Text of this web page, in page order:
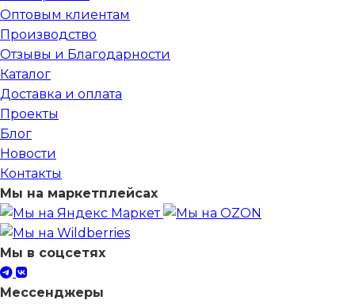
Оптовым клиентам
Производство
Отзывы и Благодарности
Каталог
Доставка и оплата
Проекты
Блог
Новости
Контакты
Мы на маркетплейсах
Мы в соцсетях
Мессенджеры